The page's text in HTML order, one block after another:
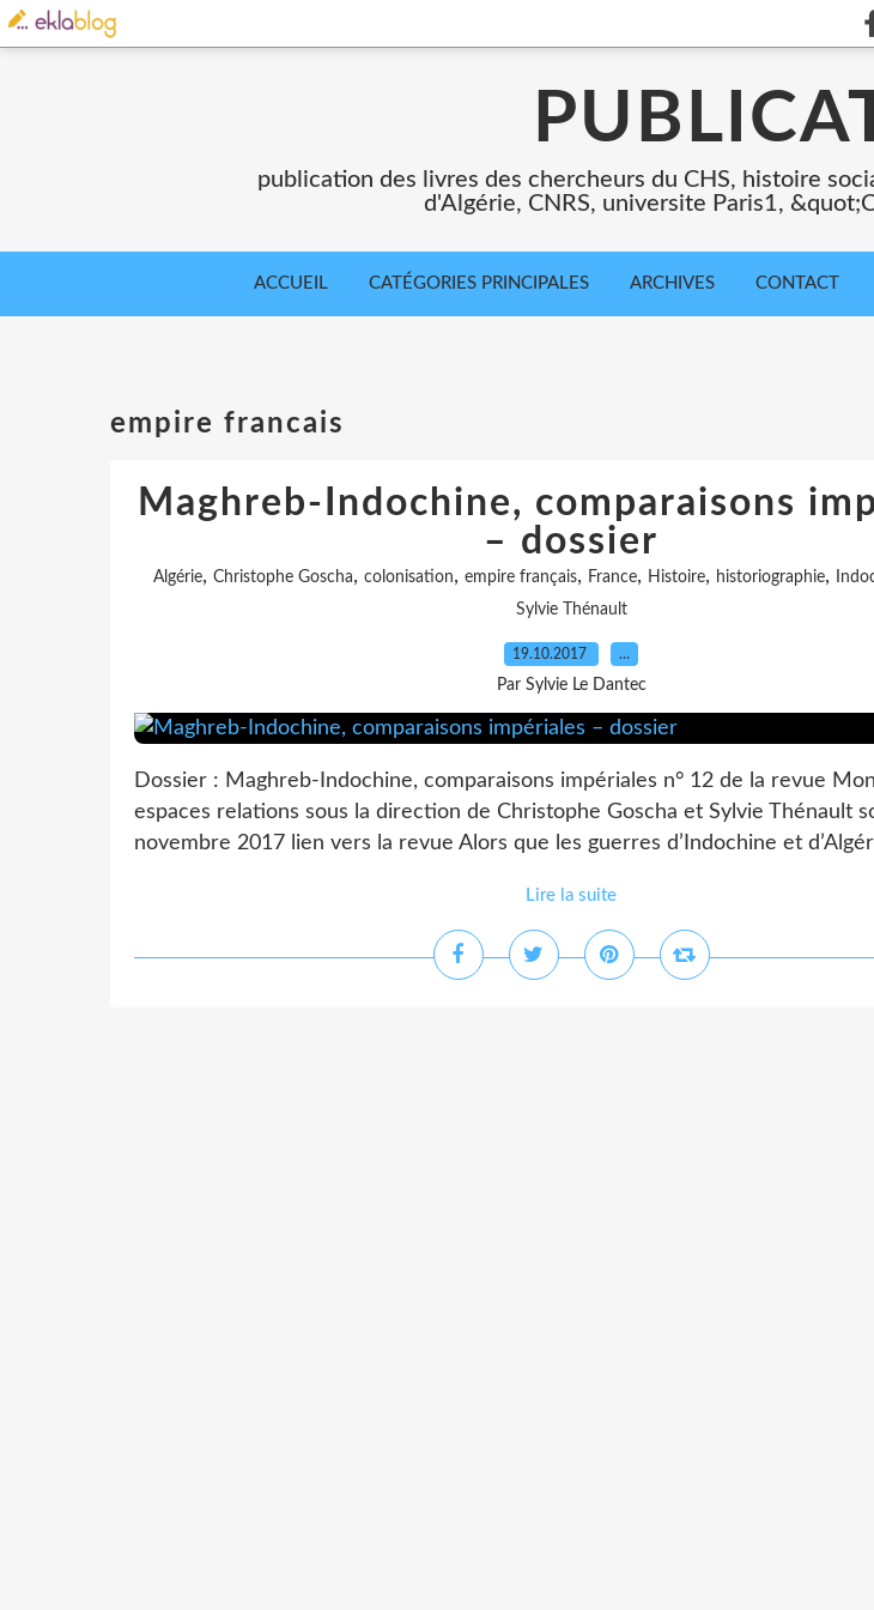
publication des livres des chercheurs du CHS, histoire
d'Algérie, CNRS, universite Paris1,
ACCUEIL CATÉGORIES PRINCIPALES ARCHIVES CONTACT
empire francais
Maghreb-Indochine, comparaisons
– dossier
Algérie, Christophe Goscha, colonisation, empire français, France, Histoire, historiographie,
Sylvie Thénault
19.10.2017 …
Par Sylvie Le Dantec
Dossier : Maghreb-Indochine, comparaisons impériales n° 12 de la revue
espaces relations sous la direction de Christophe Goscha et Sylvie Thénault
novembre 2017 lien vers la revue Alors que les guerres d’Indochine et
Lire la suite